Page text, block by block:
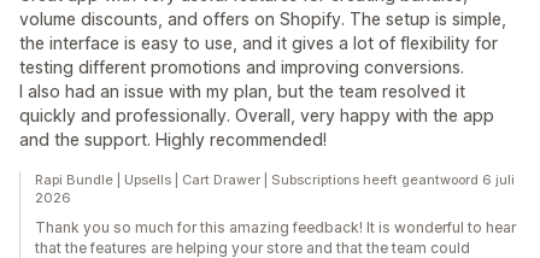
volume discounts, and offers on Shopify. The setup is simple,
the interface is easy to use, and it gives a lot of flexibility for
testing different promotions and improving conversions.
I also had an issue with my plan, but the team resolved it
quickly and professionally. Overall, very happy with the app
and the support. Highly recommended!
Rapi Bundle | Upsells | Cart Drawer | Subscriptions heeft geantwoord 6 juli
2026
Thank you so much for this amazing feedback! It is wonderful to hear
that the features are helping your store and that the team could